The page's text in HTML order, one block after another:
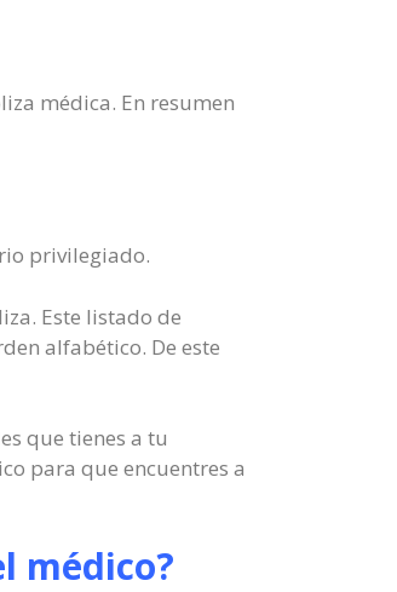
médica. En resumen
privilegiado.
Este listado de
alfabético. De este
que tienes a tu
para que encuentres a
médico?